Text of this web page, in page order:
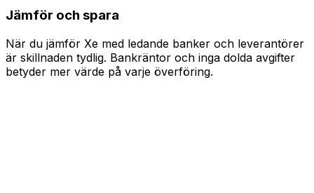
Jämför och spara
När du jämför Xe med ledande banker och leverantörer
är skillnaden tydlig. Bankräntor och inga dolda avgifter
betyder mer värde på varje överföring.